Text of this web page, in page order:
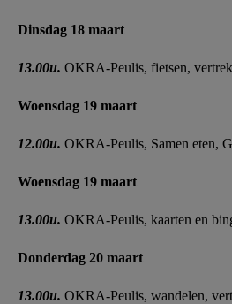
Dinsdag 18 maart
13.00u. OKRA-Peulis, fietsen,
Woensdag 19 maart
12.00u. OKRA-Peulis, Samen eten,
Woensdag 19 maart
13.00u. OKRA-Peulis, kaarten en
Donderdag 20 maart
13.00u. OKRA-Peulis, wandelen,